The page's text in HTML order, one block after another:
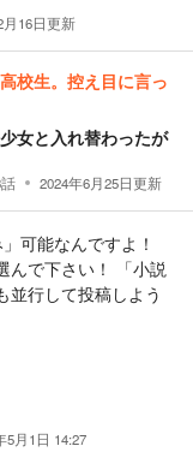
16日更新
校生。控え目に言っ
女と入れ替わったが
話 2024年6月25日更新
可能なんですよ！
んで下さい！ 「小説
並行して投稿しよう
5月1日 14:27